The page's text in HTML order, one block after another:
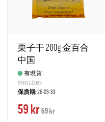
栗子干 200g 金百合
中国
有現貨
PMVEG0085
保质期:26-09-30
59 kr69 kr